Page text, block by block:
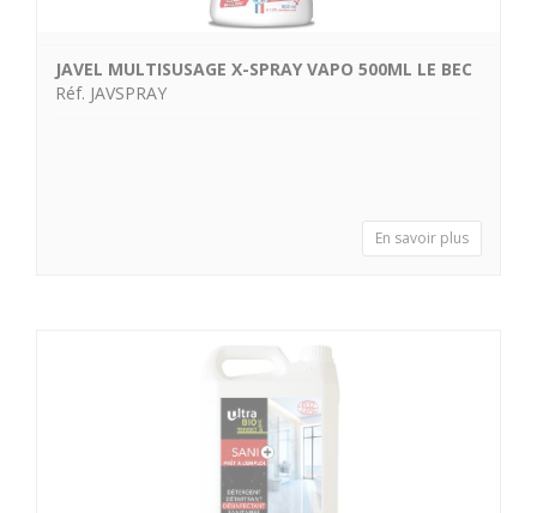
JAVEL MULTISUSAGE X-SPRAY VAPO 500ML LE BEC
Réf. JAVSPRAY
En savoir plus